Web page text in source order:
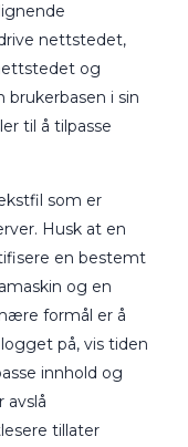
nettstedet,
og
i sin
til å tilpasse
som er
Husk at en
en bestemt
og en
formål er å
på, vis tiden
innhold og
avslå
tillater